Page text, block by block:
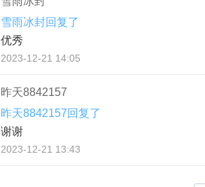
雪雨冰封回复了
优秀
2023-12-21 14:05
昨天8842157
昨天8842157回复了
谢谢
2023-12-21 13:43